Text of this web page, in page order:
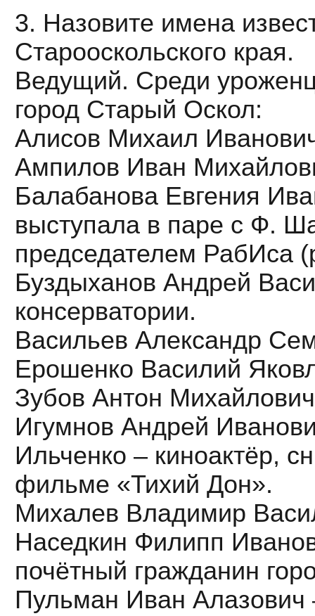
3. Назовите имена
Старооскольского края.
Ведущий. Среди
город Старый Оскол:
Алисов Михаил
Ампилов Иван
Балабанова Евгения
выступала в паре с Ф.
председателем РабИса
Буздыханов Андрей
консерватории.
Васильев Александр
Ерошенко Василий
Зубов Антон
Игумнов Андрей
Ильченко – киноактёр,
фильме «Тихий Дон».
Михалев Владимир
Наседкин Филипп
почётный гражданин
Пульман Иван Алазович